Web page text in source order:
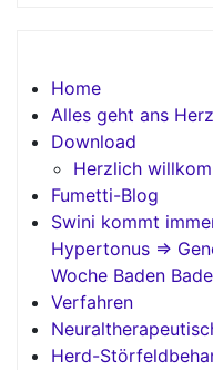
Home
Alles geht ans
Download
Herzlich
Fumetti-Blog
Swini kommt
Hypertonus =>
Woche Baden
Verfahren
Herd-